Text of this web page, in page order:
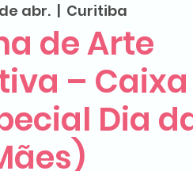
abr.
  |
Curitiba
de Arte
– Caixa
Dia